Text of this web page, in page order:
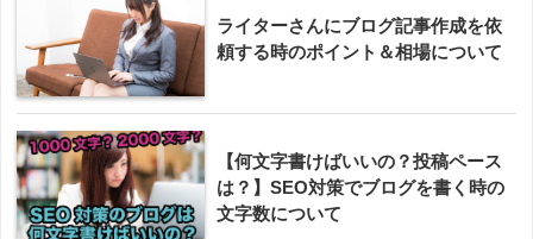
ライターさんにブログ記事作成を依
頼する時のポイント＆相場について
【何文字書けばいいの？投稿ペース
は？】SEO対策でブログを書く時の
文字数について